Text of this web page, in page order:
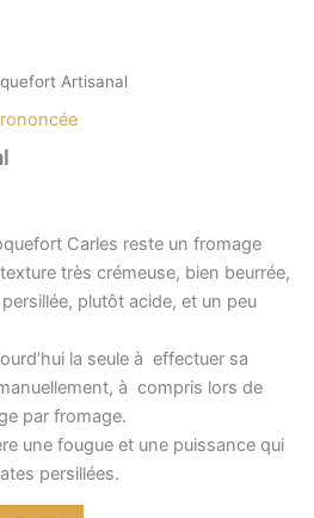
Artisanal
Carles reste un fromage
très crémeuse, bien beurrée,
plutôt acide, et un peu
la seule à effectuer sa
à compris lors de
par fromage.
une fougue et une puissance qui
persillées.